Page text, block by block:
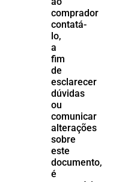
comprador
contatá-
lo,
a
fim
de
esclarecer
dúvidas
ou
comunicar
alterações
sobre
este
documento,
é